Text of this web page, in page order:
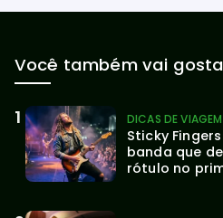
Você também vai
DICAS DE VIAGEM
Sticky
banda que
rótulo no